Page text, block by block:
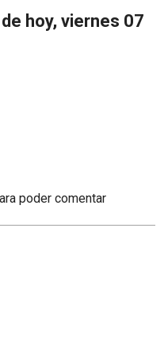
hoy, viernes 07
poder comentar